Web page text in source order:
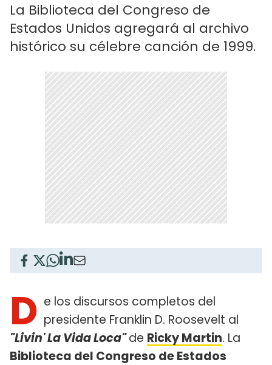
La Biblioteca del Congreso de
Estados Unidos agregará al archivo
histórico su célebre canción de 1999.
D e los discursos completos del
presidente Franklin D. Roosevelt al
"Livin' La Vida Loca"de Ricky Martin. La
Biblioteca del Congreso de Estados